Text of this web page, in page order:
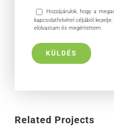
Hozzájárulok, hogy a
kapcsolatfelvétel céljából
elolvastam és megértettem.
Related Projects